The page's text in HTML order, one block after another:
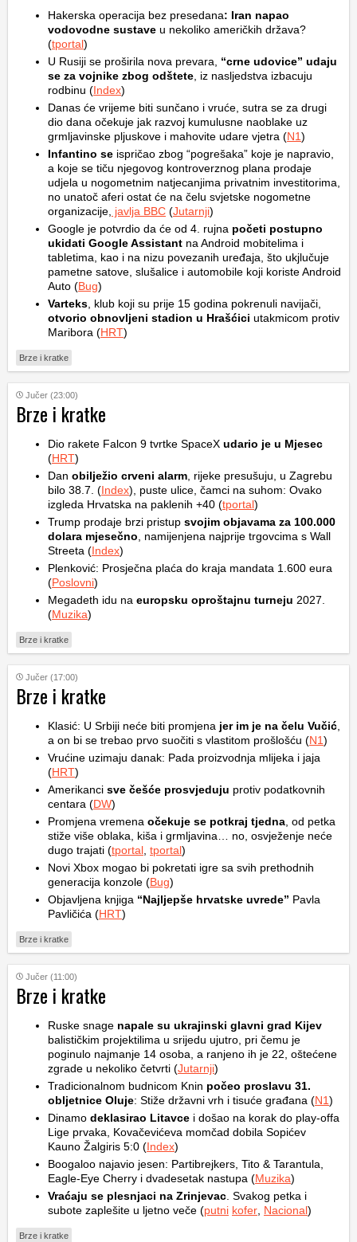
Hakerska operacija bez presedana: Iran napao
vodovodne sustave u nekoliko američkih država?
(tportal)
U Rusiji se proširila nova prevara, “crne udovice” udaju
se za vojnike zbog odštete , iz nasljedstva izbacuju
rodbinu (Index)
Danas će vrijeme biti sunčano i vruće, sutra se za drugi
dio dana očekuje jak razvoj kumulusne naoblake uz
grmljavinske pljuskove i mahovite udare vjetra (N1)
Infantino se ispričao zbog “pogrešaka” koje je napravio,
a koje se tiču njegovog kontroverznog plana prodaje
udjela u nogometnim natjecanjima privatnim investitorima,
no unatoč aferi ostat će na čelu svjetske nogometne
organizacije, javlja BBC (Jutarnji)
Google je potvrdio da će od 4. rujna početi postupno
ukidati Google Assistant na Android mobitelima i
tabletima, kao i na nizu povezanih uređaja, što ukjlučuje
pametne satove, slušalice i automobile koji koriste Android
Auto (Bug)
Varteks , klub koji su prije 15 godina pokrenuli navijači,
otvorio obnovljeni stadion u Hrašćici utakmicom protiv
Maribora (HRT)
Brze i kratke
Jučer (23:00)
Brze i kratke
Dio rakete Falcon 9 tvrtke SpaceX udario je u Mjesec
(HRT)
Dan obilježio crveni alarm , rijeke presušuju, u Zagrebu
bilo 38.7. (Index), puste ulice, čamci na suhom: Ovako
izgleda Hrvatska na paklenih +40 (tportal)
Trump prodaje brzi pristup svojim objavama za 100.000
dolara mjesečno , namijenjena najprije trgovcima s Wall
Streeta (Index)
Plenković: Prosječna plaća do kraja mandata 1.600 eura
(Poslovni)
Megadeth idu na europsku oproštajnu turneju 2027.
(Muzika)
Brze i kratke
Jučer (17:00)
Brze i kratke
Klasić: U Srbiji neće biti promjena jer im je na čelu Vučić
a on bi se trebao prvo suočiti s vlastitom prošlošću (N1)
Vrućine uzimaju danak: Pada proizvodnja mlijeka i jaja
(HRT)
Amerikanci sve češće prosvjeduju protiv podatkovnih
centara (DW)
Promjena vremena očekuje se potkraj tjedna , od petka
stiže više oblaka, kiša i grmljavina… no, osvježenje neće
dugo trajati (tportal tportal)
Novi Xbox mogao bi pokretati igre sa svih prethodnih
generacija konzole (Bug)
Objavljena knjiga “Najljepše hrvatske uvrede” Pavla
Pavličića (HRT)
Brze i kratke
Jučer (11:00)
Brze i kratke
Ruske snage napale su ukrajinski glavni grad Kijev
balističkim projektilima u srijedu ujutro, pri čemu je
poginulo najmanje 14 osoba, a ranjeno ih je 22, oštećene
zgrade u nekoliko četvrti (Jutarnji)
Tradicionalnom budnicom Knin počeo proslavu 31.
obljetnice Oluje: Stiže državni vrh i tisuće građana (N1)
Dinamo deklasirao Litavce i došao na korak do play-offa
Lige prvaka, Kovačevićeva momčad dobila Sopićev
Kauno Žalgiris 5:0 (Index)
Boogaloo najavio jesen: Partibrejkers, Tito & Tarantula,
Eagle-Eye Cherry i dvadesetak nastupa (Muzika)
Vraćaju se plesnjaci na Zrinjevac . Svakog petka i
subote zaplešite u ljetno veče (putni kofer Nacional)
Brze i kratke